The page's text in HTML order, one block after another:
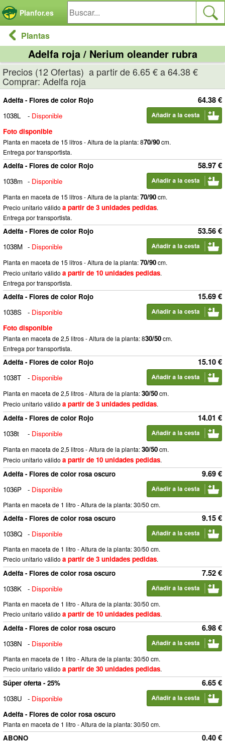
Planfor.es
Plantas
Adelfa roja / Nerium oleander rubra
Precios (12 Ofertas) a partir de 6.65 € a 64.38 €
Comprar: Adelfa roja
64.38 €
Adelfa - Flores de color Rojo
1038L
- Disponible
Foto disponible
Planta en maceta de 15 litros - Altura de la planta: 870/90cm.
Entrega por transportista.
58.97 €
Adelfa - Flores de color Rojo
1038m - Disponible
Planta en maceta de 15 litros - Altura de la planta:70/90cm.
Precio unitario válido a partir de 3 unidades pedidas.
Entrega por transportista.
53.56 €
Adelfa - Flores de color Rojo
1038M - Disponible
Planta en maceta de 15 litros - Altura de la planta:70/90cm.
Precio unitario válido a partir de 10 unidades pedidas.
Entrega por transportista.
15.69 €
Adelfa - Flores de color Rojo
1038S
- Disponible
Foto disponible
Planta en maceta de 2,5 litros - Altura de la planta: 830/50cm.
Entrega por transportista.
15.10 €
Adelfa - Flores de color Rojo
1038T
- Disponible
Planta en maceta de 2,5 litros - Altura de la planta:30/50cm.
Precio unitario válido a partir de 3 unidades pedidas.
14.01 €
Adelfa - Flores de color Rojo
1038t
- Disponible
Planta en maceta de 2,5 litros - Altura de la planta:30/50cm.
Precio unitario válido a partir de 10 unidades pedidas.
9.69 €
Adelfa - Flores de color rosa oscuro
1036P
- Disponible
Planta en maceta de 1 litro - Altura de la planta: 30/50 cm.
9.15 €
Adelfa - Flores de color rosa oscuro
1038Q - Disponible
Planta en maceta de 1 litro - Altura de la planta: 30/50 cm.
Precio unitario válido a partir de 3 unidades pedidas.
7.52 €
Adelfa - Flores de color rosa oscuro
1038K
- Disponible
Planta en maceta de 1 litro - Altura de la planta: 30/50 cm.
Precio unitario válido a partir de 10 unidades pedidas.
6.98 €
Adelfa - Flores de color rosa oscuro
1038N
- Disponible
Planta en maceta de 1 litro - Altura de la planta: 30/50 cm.
Precio unitario válido a partir de 30 unidades pedidas.
6.65 €
Súper oferta - 25%
1038U
- Disponible
Adelfa - Flores de color rosa oscuro
Planta en maceta de 1 litro - Altura de la planta: 30/50 cm.
0.40 €
ABONO
Panel de gestión de cookies